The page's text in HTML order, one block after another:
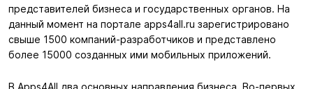
представителей бизнеса и государственных органов. На
данный момент на портале apps4all.ru зарегистрировано
свыше 1500 компаний-разработчиков и представлено
более 15000 созданных ими мобильных приложений.
В Apps4All два основных направления бизнеса. Во-первых,